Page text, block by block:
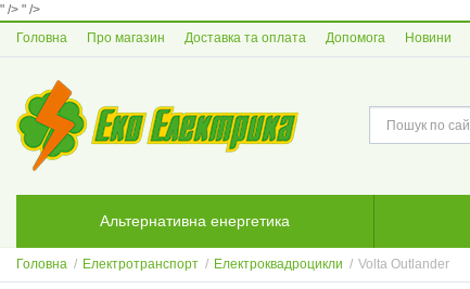
" /> " />
Головна
Про магазин Доставка та оплата Допомога Новини
Альтернативна енергетика
Головна / Електротранспорт / Електроквадроцикли / Volta Outlander